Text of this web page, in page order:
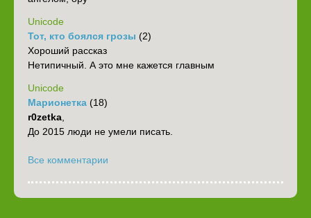
Unicode
Тот, кто боялся грозы (2)
Хороший рассказ
Нетипичный. А это мне кажется главным
Unicode
Марионетка (18)
r0zetka
До 2015 люди не умели писать.
Все комментарии